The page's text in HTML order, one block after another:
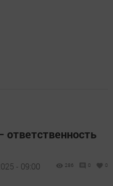
ответственность
- 09:00 286 0 0